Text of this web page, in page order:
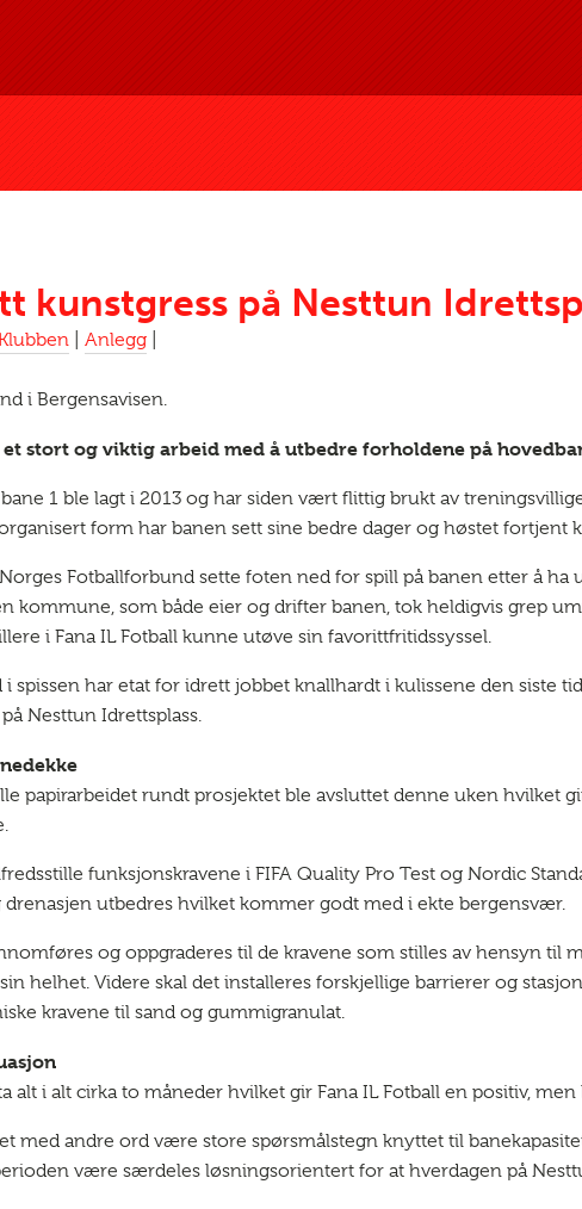
kunstgress på Nesttun
Anlegg
i Bergensavisen.
stort og viktig arbeid med å utbedre forholdene på
1 ble lagt i 2013 og har siden vært flittig brukt av
form har banen sett sine bedre dager og høstet fortjent
Fotballforbund sette foten ned for spill på banen etter å
kommune, som både eier og drifter banen, tok heldigvis grep
i Fana IL Fotball kunne utøve sin favorittfritidssyssel.
i spissen har etat for idrett jobbet knallhardt i kulissene den siste
Nesttun Idrettsplass.
papirarbeidet rundt prosjektet ble avsluttet denne uken hvilket
funksjonskravene i FIFA Quality Pro Test og Nordic
utbedres hvilket kommer godt med i ekte bergensvær.
og oppgraderes til de kravene som stilles av hensyn til
helhet. Videre skal det installeres forskjellige barrierer og
kravene til sand og gummigranulat.
alt i alt cirka to måneder hvilket gir Fana IL Fotball en positiv,
med andre ord være store spørsmålstegn knyttet til
være særdeles løsningsorientert for at hverdagen på